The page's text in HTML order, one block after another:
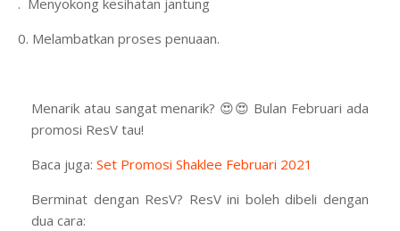
9. Menyokong kesihatan jantung
10. Melambatkan proses penuaan.
Menarik atau sangat menarik? 😍😍 Bulan Februari ada
promosi ResV tau!
Baca juga: Set Promosi Shaklee Februari 2021
Berminat dengan ResV? ResV ini boleh dibeli dengan
dua cara: